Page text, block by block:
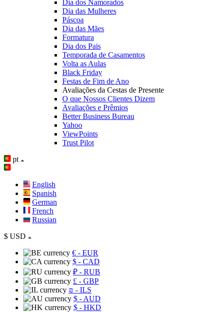
Dia dos Namorados
Dia das Mulheres
Páscoa
Dia das Mães
Formatura
Dia dos Pais
Temporada de Casamentos
Volta as Aulas
Black Friday
Festas de Fim de Ano
Avaliações da Cestas de Presente
O que Nossos Clientes Dizem
Avaliações e Prêmios
Better Business Bureau
Yahoo
ViewPoints
Trust Pilot
pt
English
Spanish
German
French
Russian
$ USD
€ - EUR
$ - CAD
₽ - RUB
£ - GBP
₪ - ILS
$ - AUD
$ - HKD